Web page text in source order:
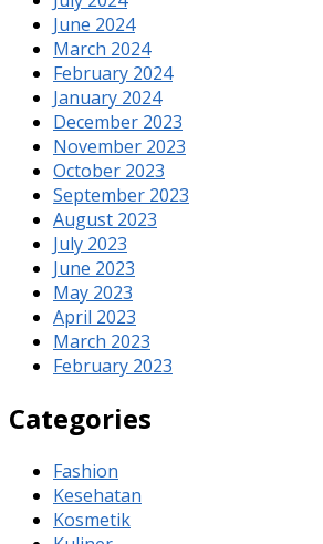
June 2024
March 2024
February 2024
January 2024
December 2023
November 2023
October 2023
September 2023
August 2023
July 2023
June 2023
May 2023
April 2023
March 2023
February 2023
Categories
Fashion
Kesehatan
Kosmetik